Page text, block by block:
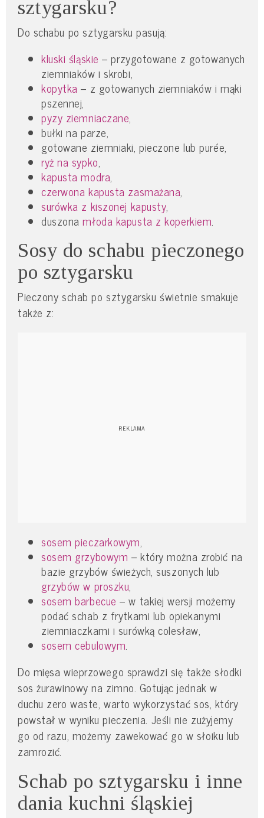
sztygarsku?
Do schabu po sztygarsku pasują:
kluski śląskie – przygotowane z gotowanych
ziemniaków i skrobi,
kopytka – z gotowanych ziemniaków i mąki
pszennej,
pyzy ziemniaczane,
bułki na parze,
gotowane ziemniaki, pieczone lub purée,
ryż na sypko,
kapusta modra,
czerwona kapusta zasmażana,
surówka z kiszonej kapusty,
duszonamłoda kapusta z koperkiem.
Sosy do schabu pieczonego
po sztygarsku
Pieczony schab po sztygarsku świetnie smakuje
także z:
sosem pieczarkowym,
sosem grzybowym – który można zrobić na
bazie grzybów świeżych, suszonych lub
grzybów w proszku,
sosem barbecue – w takiej wersji możemy
podać schab z frytkami lub opiekanymi
ziemniaczkami i surówką colesław,
sosem cebulowym.
Do mięsa wieprzowego sprawdzi się także słodki
sos żurawinowy na zimno. Gotując jednak w
duchu zero waste, warto wykorzystać sos, który
powstał w wyniku pieczenia. Jeśli nie zużyjemy
go od razu, możemy zawekować go w słoiku lub
zamrozić.
Schab po sztygarsku i inne
dania kuchni śląskiej